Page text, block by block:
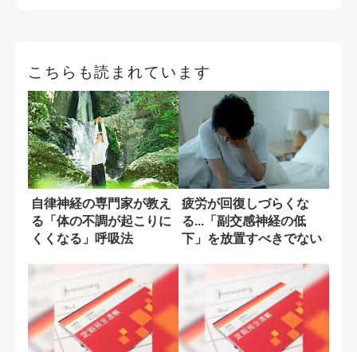
こちらも読まれています
自律神経の専門家が教え
る「体の不調が起こりに
くくなる」呼吸法
疲労が回復しづらくな
る...「副交感神経の低
下」を放置すべきでない